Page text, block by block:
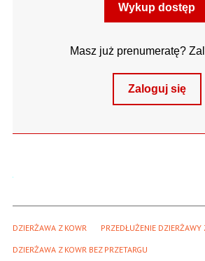
Wykup dostęp
Masz już prenumeratę?
Zaloguj się
DZIERŻAWA Z KOWR PRZEDŁUŻENIE DZIERŻAWY
DZIERŻAWA Z KOWR BEZ PRZETARGU